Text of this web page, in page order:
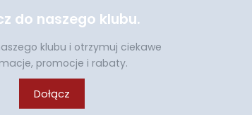
do naszego klubu.
klubu i otrzymuj ciekawe
promocje i rabaty.
Dołącz